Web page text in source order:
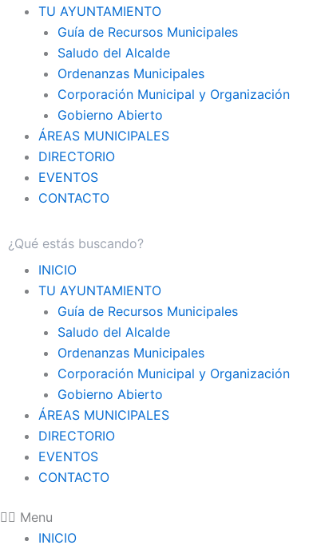
TU AYUNTAMIENTO
Guía de Recursos Municipales
Saludo del Alcalde
Ordenanzas Municipales
Corporación Municipal y Organización
Gobierno Abierto
ÁREAS MUNICIPALES
DIRECTORIO
EVENTOS
CONTACTO
INICIO
TU AYUNTAMIENTO
Guía de Recursos Municipales
Saludo del Alcalde
Ordenanzas Municipales
Corporación Municipal y Organización
Gobierno Abierto
ÁREAS MUNICIPALES
DIRECTORIO
EVENTOS
CONTACTO
Menu
INICIO